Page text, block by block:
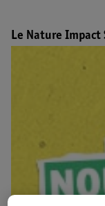
Le Nature Impact